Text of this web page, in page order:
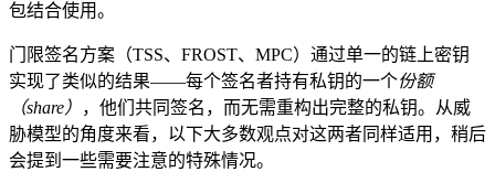
包结合使用。
门限签名方案（TSS、FROST、MPC）通过单一的链上密钥
实现了类似的结果——每个签名者持有私钥的一个份额
（share）
，他们共同签名，而无需重构出完整的私钥。从威
胁模型的角度来看，以下大多数观点对这两者同样适用，稍后
会提到一些需要注意的特殊情况。